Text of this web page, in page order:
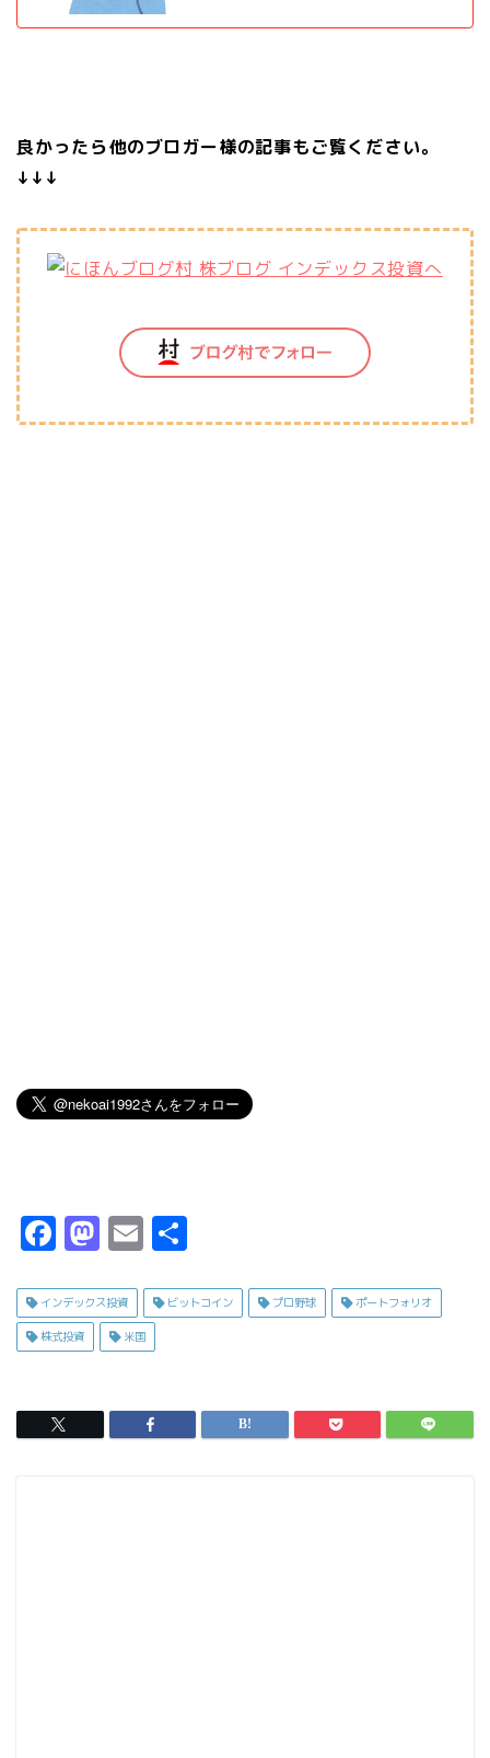
良かったら他のブロガー様の記事もご覧ください。
↓↓↓
F
c
e
o
o
M
s
t
d
o
E
ai
l
インデックス投資 ビットコイン プロ野球 ポートフォリオ
株式投資 米国